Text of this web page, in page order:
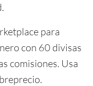
para
con 60 divisas
comisiones. Usa